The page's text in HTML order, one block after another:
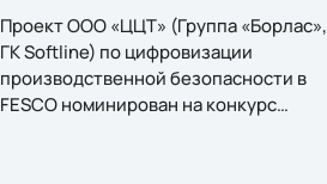
Проект ООО «ЦЦТ» (Группа «Борлас»,
ГК Softline) по цифровизации
производственной безопасности в
FESCO номинирован на конкурс